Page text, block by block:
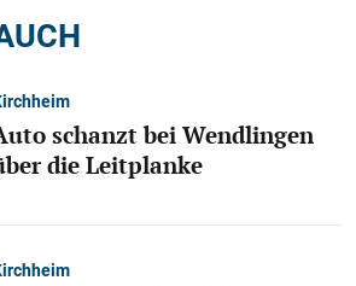
schanzt bei Wendlingen
die Leitplanke